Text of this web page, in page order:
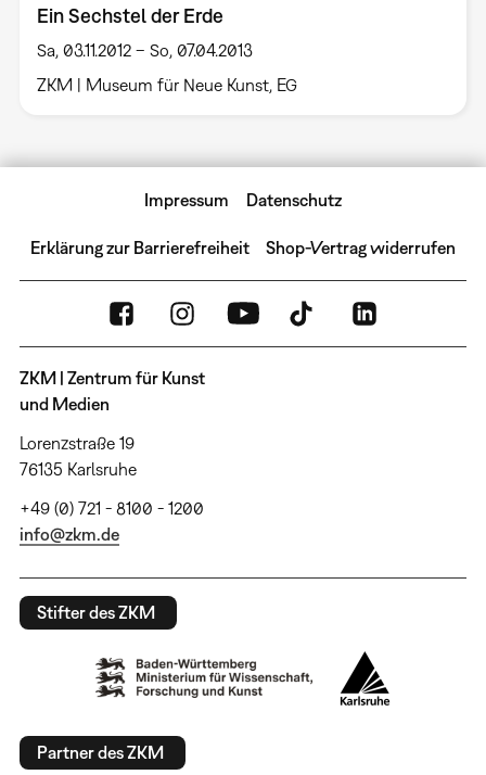
Ein Sechstel der Erde
Sa, 03.11.2012 – So, 07.04.2013
ZKM | Museum für Neue Kunst, EG
Impressum Datenschutz
Erklärung zur Barrierefreiheit Shop-Vertrag widerrufen
ZKM | Zentrum für Kunst
und Medien
Lorenzstraße 19
76135 Karlsruhe
+49 (0) 721 - 8100 - 1200
info@zkm.de
Stifter des ZKM
Partner des ZKM